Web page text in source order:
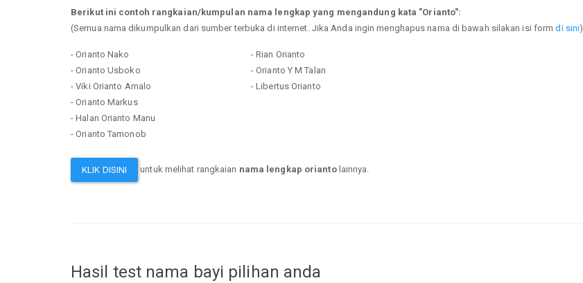
Berikut ini contoh rangkaian/kumpulan nama lengkap yang mengandung kata "Orianto":
(Semua nama dikumpulkan dari sumber terbuka di internet. Jika Anda ingin menghapus nama di bawah silakan isi formdi sini)
- Orianto Nako
- Orianto Usboko
- Viki Orianto Amalo
- Orianto Markus
- Halan Orianto Manu
- Orianto Tamonob
- Rian Orianto
- Orianto Y M Talan
- Libertus Orianto
KLIK DISINI untuk melihat rangkaian nama lengkap oriantolainnya.
Hasil test nama bayi pilihan anda